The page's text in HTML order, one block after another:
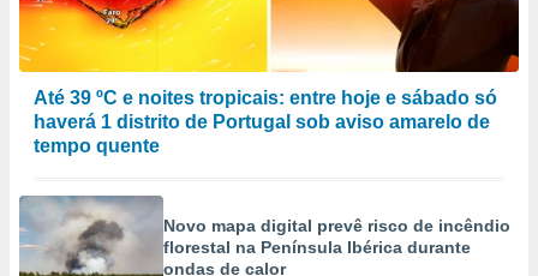
Até 39 ºC e noites tropicais: entre hoje e sábado só
haverá 1 distrito de Portugal sob aviso amarelo de
tempo quente
Novo mapa digital prevê risco de incêndio
florestal na Península Ibérica durante
ondas de calor